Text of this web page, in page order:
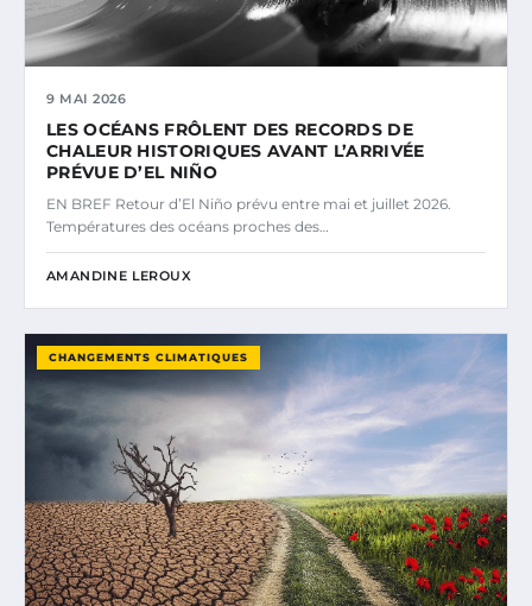
9 MAI 2026
LES OCÉANS FRÔLENT DES RECORDS DE
CHALEUR HISTORIQUES AVANT L’ARRIVÉE
PRÉVUE D’EL NIÑO
EN BREF Retour d’El Niño prévu entre mai et juillet 2026.
Températures des océans proches des…
AMANDINE LEROUX
CHANGEMENTS CLIMATIQUES